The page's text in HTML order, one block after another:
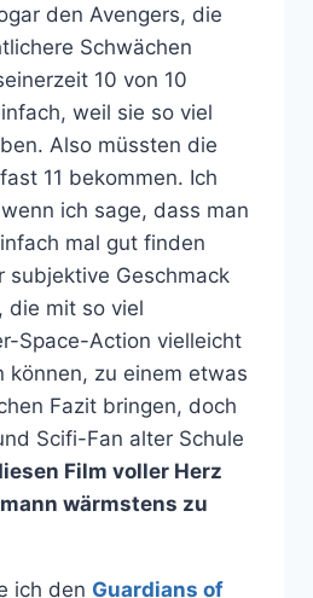
den Avengers, die
Schwächen
10 von 10
weil sie so viel
Also müssten die
11 bekommen. Ich
ich sage, dass man
mal gut finden
subjektive Geschmack
die mit so viel
Space-Action vielleicht
können, zu einem etwas
Fazit bringen, doch
Scifi-Fan alter Schule
Film voller Herz
wärmstens zu
ich den Guardians of